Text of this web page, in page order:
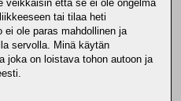
veikkaisin että se ei ole ongelma
tai tilaa heti
ei ole paras mahdollinen ja
servolla. Minä käytän
joka on loistava tohon autoon ja